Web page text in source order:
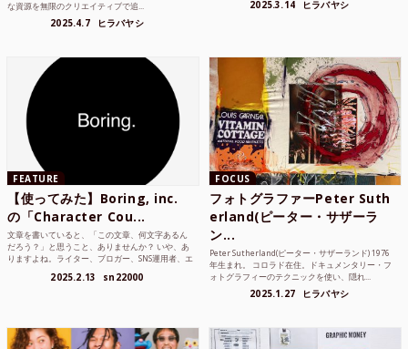
な資源を無限のクリエイティブで追...
2025.4.7 ヒラバヤシ
2025.3.14 ヒラバヤシ
FEATURE
【使ってみた】Boring, inc.
の「Character Cou...
文章を書いていると、「この文章、何文字あるん
だろう？」と思うこと、ありませんか？ いや、あ
りますよね。ライター、ブロガー、SNS運用者、エ
2025.2.13 sn22000
FOCUS
フォトグラファーPeter Suth
erland(ピーター・サザーラ
ン...
Peter Sutherland(ピーター・サザーランド) 1976
年生まれ。 コロラド在住。ドキュメンタリー・フ
ォトグラフィーのテクニックを使い、隠れ...
2025.1.27 ヒラバヤシ